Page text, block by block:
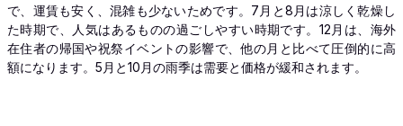
で、運賃も安く、混雑も少ないためです。7月と8月は涼しく乾燥し
た時期で、人気はあるものの過ごしやすい時期です。12月は、海外
在住者の帰国や祝祭イベントの影響で、他の月と比べて圧倒的に高
額になります。5月と10月の雨季は需要と価格が緩和されます。